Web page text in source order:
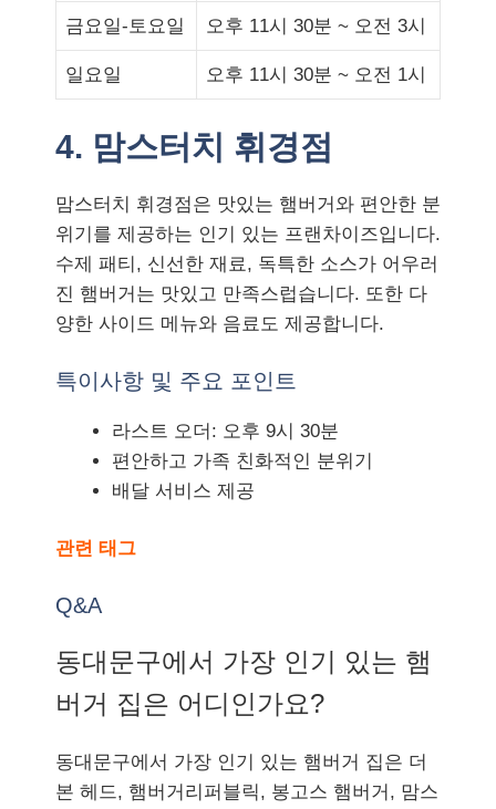
금요일-토요일 오후 11시 30분 ~ 오전 3시
일요일 오후 11시 30분 ~ 오전 1시
4. 맘스터치 휘경점
맘스터치 휘경점은 맛있는 햄버거와 편안한 분
위기를 제공하는 인기 있는 프랜차이즈입니다.
수제 패티, 신선한 재료, 독특한 소스가 어우러
진 햄버거는 맛있고 만족스럽습니다. 또한 다
양한 사이드 메뉴와 음료도 제공합니다.
특이사항 및 주요 포인트
라스트 오더: 오후 9시 30분
편안하고 가족 친화적인 분위기
배달 서비스 제공
관련 태그
Q&A
동대문구에서 가장 인기 있는 햄
버거 집은 어디인가요?
동대문구에서 가장 인기 있는 햄버거 집은 더
본 헤드, 햄버거리퍼블릭, 봉고스 햄버거, 맘스